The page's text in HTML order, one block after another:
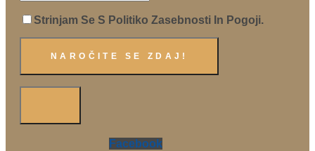
Strinjam Se S Politiko Zasebnosti In Pogoji.
Facebook